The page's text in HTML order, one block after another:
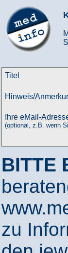
Titel
Hinweis/
Ihre eMail-
(optional, z.B. wenn
BITTE
zu